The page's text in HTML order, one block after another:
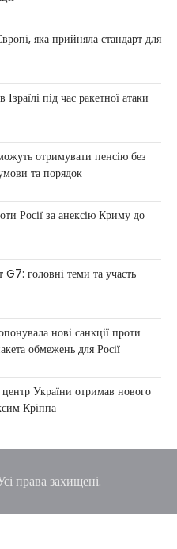
заявив про готовність
стабілізувати
4 Березня, 2026
Володимир Зеленський
готовий підтримати
у стабілізації ситуації
Близькому Сході
туризм і
1 Березня, 2026
на Близькому Сході
на міжнародні подорожі та
Після ударів…
можливість
у разі провалу
Anastasiya
17 Червня,
застосування сили проти
результатів.…
яка прийняла стандарт для
під час ракетної атаки
отримувати пенсію без
та порядок
Росії за анексію Криму до
G7: головні теми та участь
нові санкції проти
обмежень для Росії
України отримав нового
Кріппа
права захищені.